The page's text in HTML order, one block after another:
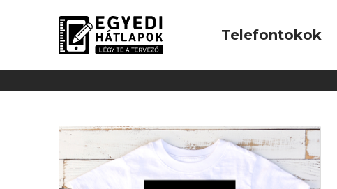
Telefontokok